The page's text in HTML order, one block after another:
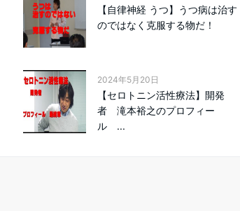
【自律神経 うつ】うつ病は治す
のではなく克服する物だ！
2024年5月20日
【セロトニン活性療法】開発
者 滝本裕之のプロフィー
ル ...